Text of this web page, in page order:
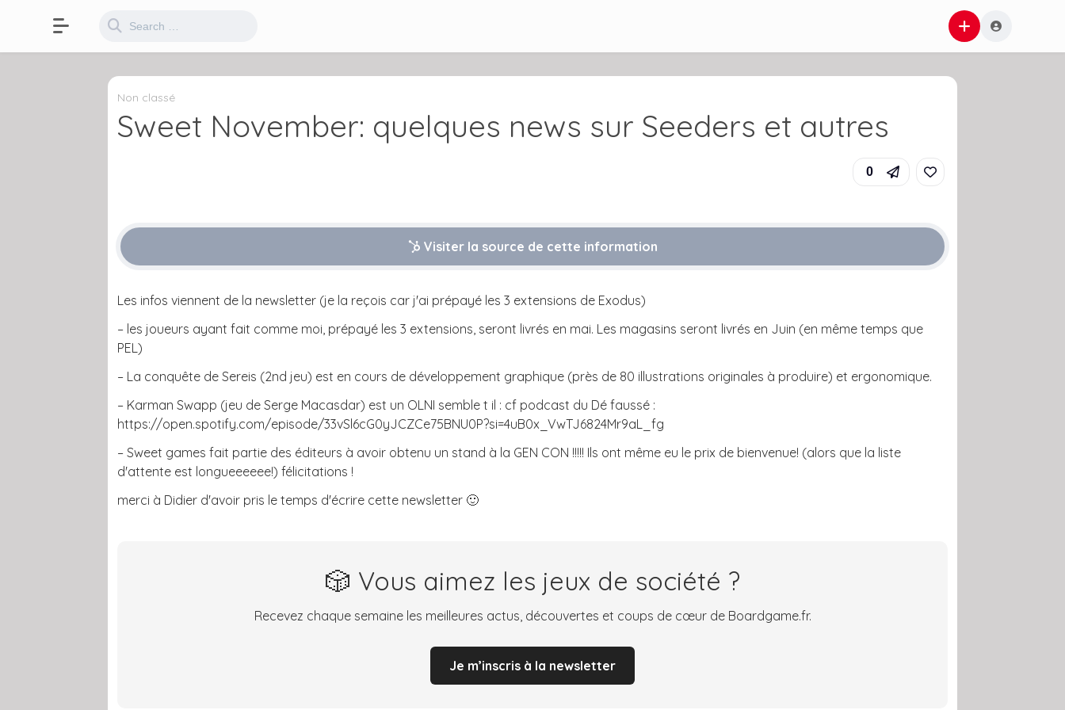
Non classé
Sweet November: quelques news sur Seeders et autres
0
Visiter la source de cette information
Les infos viennent de la newsletter (je la reçois car j'ai prépayé les 3 extensions de Exodus)
– les joueurs ayant fait comme moi, prépayé les 3 extensions, seront livrés en mai. Les magasins seront livrés en Juin (en même temps que
PEL)
– La conquête de Sereis (2nd jeu) est en cours de développement graphique (près de 80 illustrations originales à produire) et ergonomique.
– Karman Swapp (jeu de Serge Macasdar) est un OLNI semble t il : cf podcast du Dé faussé :
https://open.spotify.com/episode/33vSl6cG0yJCZCe75BNU0P?si=4uB0x_VwTJ6824Mr9aL_fg
– Sweet games fait partie des éditeurs à avoir obtenu un stand à la GEN CON !!!!! Ils ont même eu le prix de bienvenue! (alors que la liste
d'attente est longueeeeee!) félicitations !
merci à Didier d'avoir pris le temps d'écrire cette newsletter 🙂
🎲 Vous aimez les jeux de société ?
Recevez chaque semaine les meilleures actus, découvertes et coups de cœur de Boardgame.fr.
Je m’inscris à la newsletter